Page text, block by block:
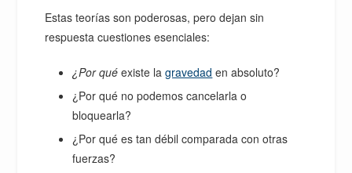
Estas teorías son poderosas, pero dejan sin
respuesta cuestiones esenciales:
¿Por qué existe lagravedad en absoluto?
¿Por qué no podemos cancelarla o
bloquearla?
¿Por qué es tan débil comparada con otras
fuerzas?